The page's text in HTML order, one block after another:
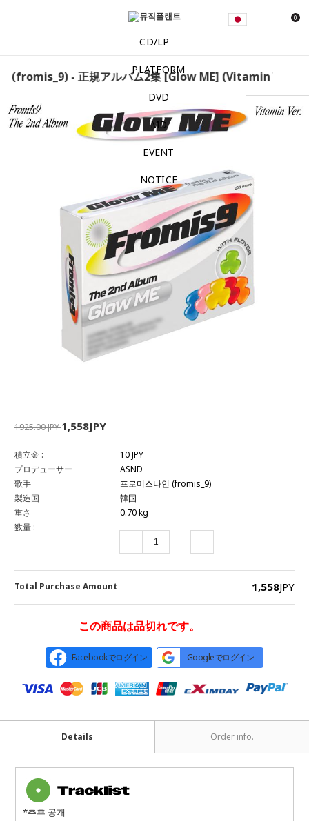
0
CD/LP
PLATFORM
DVD
MD
EVENT
NOTICE
(fromis_9) - 正規アルバム2集 [Glow ME] (Vitamin Ver.)
1925.00 JPY1,558JPY
積立金 :
10 JPY
プロデューサー
ASND
歌手
프로미스나인 (fromis_9)
製造国
韓国
重さ
0.70 kg
数量 :
Total Purchase Amount 1,558JPY
この商品は品切れです。
Facebookでログイン Googleでログイン
Details Order info.
*추후 공개